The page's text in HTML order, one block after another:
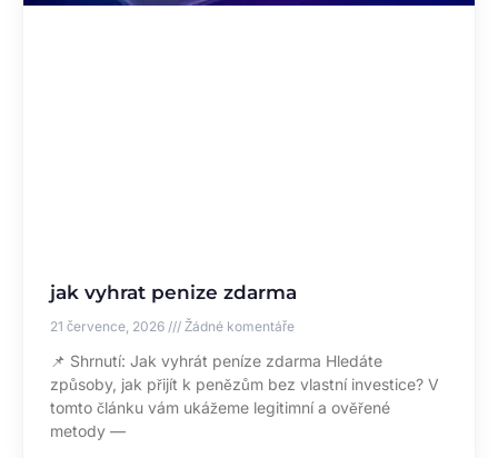
jak vyhrat penize zdarma
21 července, 2026 Žádné komentáře
📌 Shrnutí: Jak vyhrát peníze zdarma Hledáte
způsoby, jak přijít k penězům bez vlastní investice? V
tomto článku vám ukážeme legitimní a ověřené
metody —